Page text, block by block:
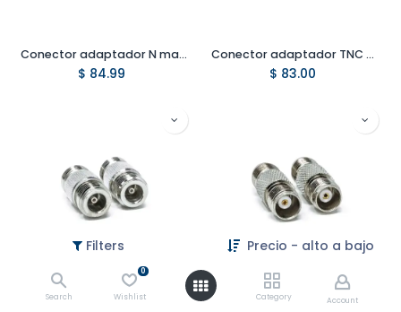
Filters Precio - alto a bajo
Search
0
Wishlist Category Account
Conector adaptador N macho a SMA hembra
$ 84.99
Conector adaptador TNC macho a N hembra
$ 83.00